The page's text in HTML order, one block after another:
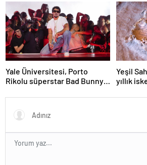
Yale Üniversitesi, Porto
Rikolu süperstar Bad Bunny
Yeşil
yıllık